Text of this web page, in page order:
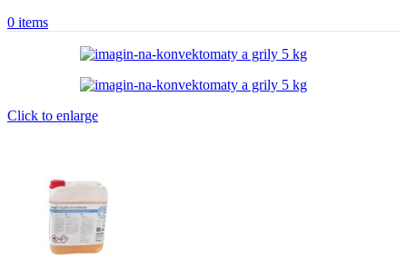
0 items
Click to enlarge